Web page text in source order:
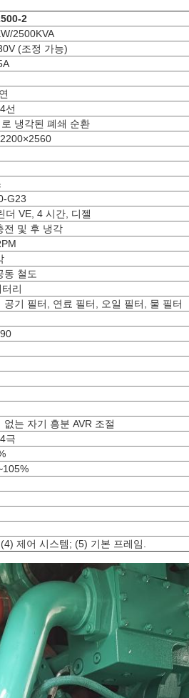
2
2500KVA
(조정 가능)
선
냉각된 폐쇄 순환
G23
더 VE, 4 시간, 디젤
전 및 후 냉각
동 철도
리
공기 필터, 연료 필터, 오일 필터, 물 필터
없는 자기 흥분 AVR 조절
극
제어 시스템; (5) 기본 프레임.